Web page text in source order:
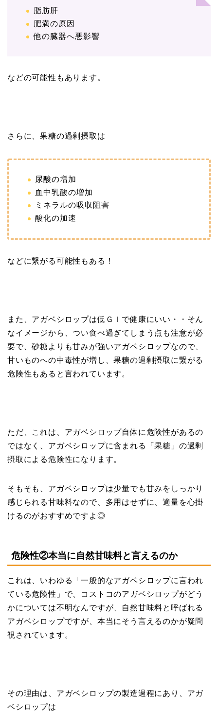
脂肪肝
肥満の原因
他の臓器へ悪影響
などの可能性もあります。
さらに、果糖の過剰摂取は
尿酸の増加
血中乳酸の増加
ミネラルの吸収阻害
酸化の加速
などに繋がる可能性もある！
また、アガベシロップは低ＧＩで健康にいい・・そん
なイメージから、つい食べ過ぎてしまう点も注意が必
要で、砂糖よりも甘みが強いアガベシロップなので、
甘いものへの中毒性が増し、果糖の過剰摂取に繋がる
危険性もあると言われています。
ただ、これは、アガベシロップ自体に危険性があるの
ではなく、アガベシロップに含まれる「果糖」の過剰
摂取による危険性になります。
そもそも、アガベシロップは少量でも甘みをしっかり
感じられる甘味料なので、多用はせずに、適量を心掛
けるのがおすすめですよ◎
危険性②本当に自然甘味料と言えるのか
これは、いわゆる「一般的なアガベシロップに言われ
ている危険性」で、コストコのアガベシロップがどう
かについては不明なんですが、自然甘味料と呼ばれる
アガベシロップですが、本当にそう言えるのかが疑問
視されています。
その理由は、アガベシロップの製造過程にあり、アガ
ベシロップは